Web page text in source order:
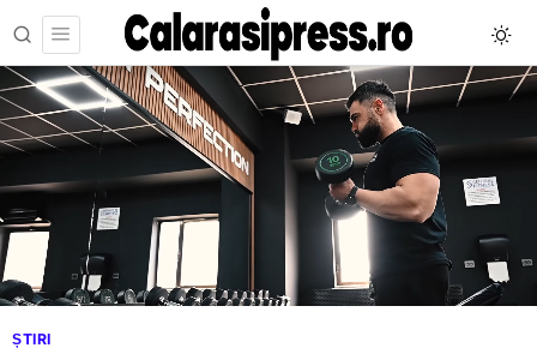
ȘTIRI